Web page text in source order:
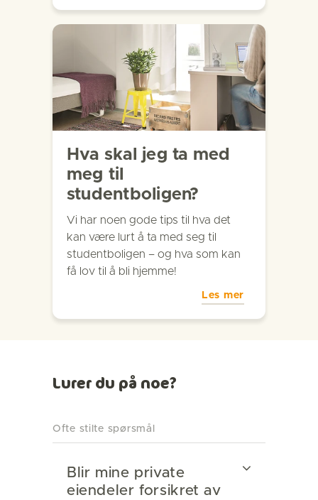
Hva skal jeg ta med
meg til
studentboligen?
Vi har noen gode tips til hva det
kan være lurt å ta med seg til
studentboligen – og hva som kan
få lov til å bli hjemme!
Les mer
Lurer du på noe?
Ofte stilte spørsmål
Blir mine private
eiendeler forsikret av